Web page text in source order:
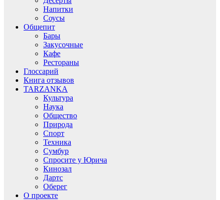
Напитки
Соусы
Общепит
Бары
Закусочные
Кафе
Рестораны
Глоссарий
Книга отзывов
TARZANKA
Культура
Наука
Общество
Природа
Спорт
Техника
Сумбур
Спросите у Юрича
Кинозал
Дартс
Оберег
О проекте